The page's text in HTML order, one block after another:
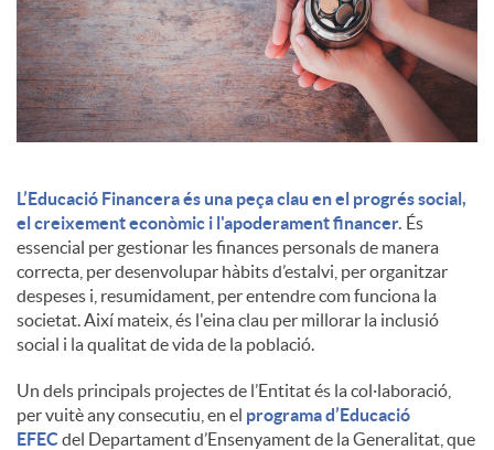
n
t
i
n
g
u
L’Educació Financera és una peça clau en el progrés social,
el creixement econòmic i l'apoderament financer. És
essencial per gestionar les finances personals de manera
correcta, per desenvolupar hàbits d’estalvi, per organitzar
despeses i, resumidament, per entendre com funciona la
societat. Així mateix, és l'eina clau per millorar la inclusió
social i la qualitat de vida de la població.
Un dels principals projectes de l’Entitat és la col·laboració,
per vuitè any consecutiu, en el programa d’Educació
EFECdel Departament d’Ensenyament de la Generalitat, que